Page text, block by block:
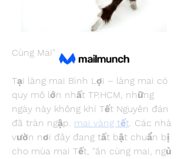
December 11, 2024
Làng Mai Bình Lợi Tất Bật Chuẩn Bị
Cùng Mai"
Tại làng mai Bình Lợi – làng mai có
quy mô lớn nhất TP.HCM, những
ngày này không khí Tết Nguyên đán
đã tràn ngập. mai vàng tết. Các nhà
vườn nơi đây đang tất bật chuẩn bị
cho mùa mai Tết, "ăn cùng mai, ngủ